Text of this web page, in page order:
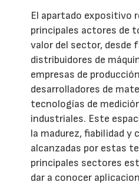
El apartado expositivo
principales actores de
valor del sector, desde
distribuidores de
empresas de
desarrolladores de
tecnologías de
industriales. Este
la madurez, fiabilidad y
alcanzadas por estas
principales sectores
dar a conocer